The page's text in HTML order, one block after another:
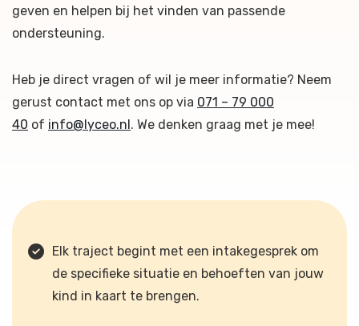
geven en helpen bij het vinden van passende
ondersteuning.
Heb je direct vragen of wil je meer informatie? Neem
gerust contact met ons op via 071 – 79 000
40 of info@lyceo.nl. We denken graag met je mee!
Elk traject begint met een intakegesprek om
de specifieke situatie en behoeften van jouw
kind in kaart te brengen.